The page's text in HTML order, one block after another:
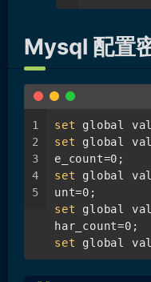
Mysql 配置
1
2
3
4
5
set global
set global
e_count=0;
set global
unt=0;
set global
har_count=0;
set global